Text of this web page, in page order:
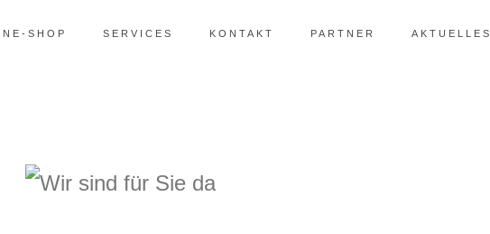
SHOP SERVICES KONTAKT PARTNER AKTUELLES